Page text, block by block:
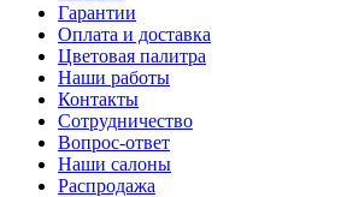
Гарантии
Оплата и доставка
Цветовая палитра
Наши работы
Контакты
Сотрудничество
Вопрос-ответ
Наши салоны
Распродажа